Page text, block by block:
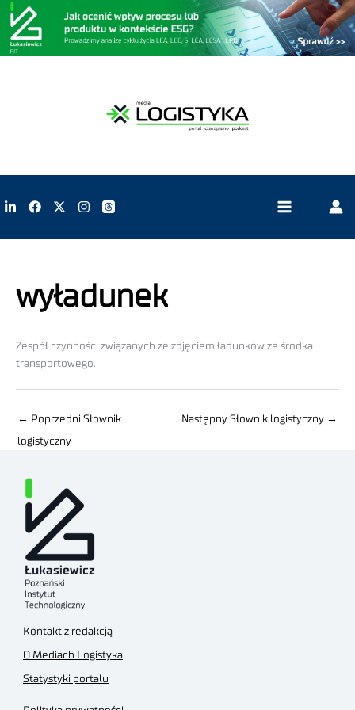
wyładunek
Zespół czynności związanych ze zdjęciem ładunków ze środka
transportowego.
← Poprzedni Słownik
logistyczny
Następny Słownik logistyczny →
Kontakt z redakcją
O Mediach Logistyka
Statystyki portalu